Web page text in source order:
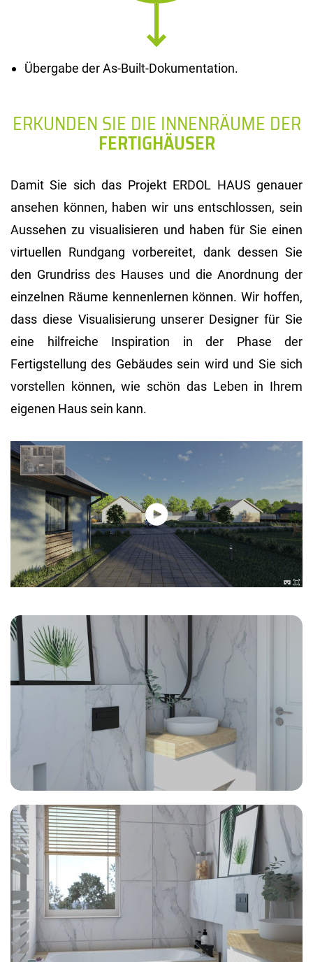
Übergabe der As-Built-Dokumentation.
ERKUNDEN SIE DIE INNENRÄUME DER
FERTIGHÄUSER
Damit Sie sich das Projekt ERDOL HAUS genauer
ansehen können, haben wir uns entschlossen, sein
Aussehen zu visualisieren und haben für Sie einen
virtuellen Rundgang vorbereitet, dank dessen Sie
den Grundriss des Hauses und die Anordnung der
einzelnen Räume kennenlernen können. Wir hoffen,
dass diese Visualisierung unserer Designer für Sie
eine hilfreiche Inspiration in der Phase der
Fertigstellung des Gebäudes sein wird und Sie sich
vorstellen können, wie schön das Leben in Ihrem
eigenen Haus sein kann.